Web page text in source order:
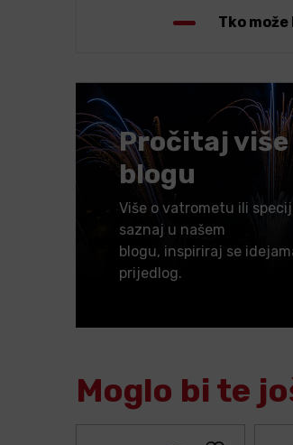
Tko
Pročitaj više
blogu
Više o vatrometu ili
saznaj u našem
blogu, inspiriraj se
prijedlog.
Moglo bi te